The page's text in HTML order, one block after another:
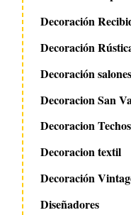
Decoración
Decoración
Decoración salones
Decoracion San
Decoracion Techos
Decoracion textil
Decoración
Diseñadores